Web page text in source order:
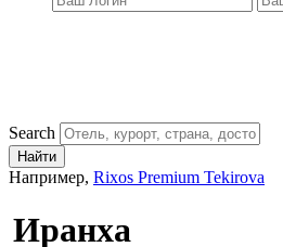
Search
Найти
Например, Rixos Premium Tekirova
Иранха